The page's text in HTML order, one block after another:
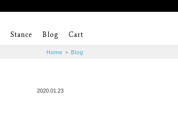
Stance Blog Cart
Home > Blog
2020.01.23